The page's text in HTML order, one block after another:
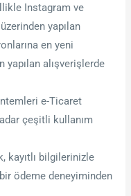
Instagram ve
yapılan
en yeni
yapılan alışverişlerde
e-Ticaret
çeşitli kullanım
kayıtlı bilgilerinizle
ödeme deneyiminden